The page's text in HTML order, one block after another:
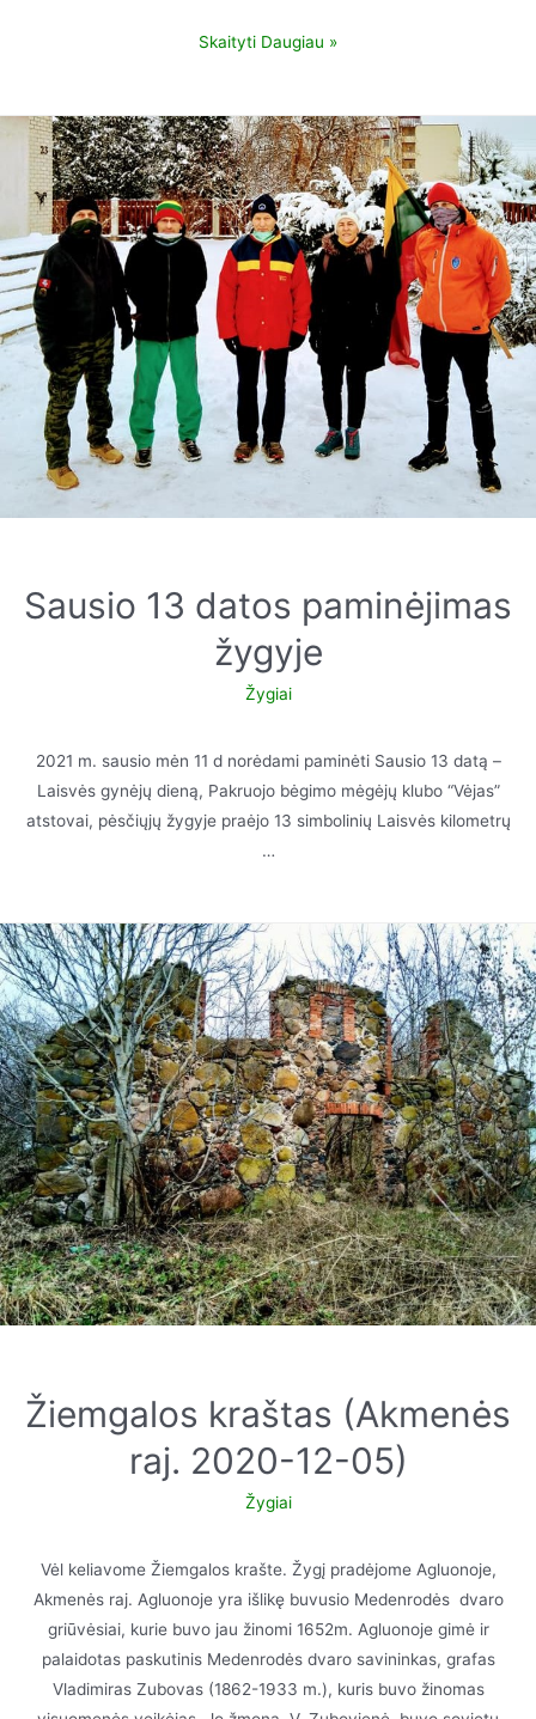
Skaityti Daugiau »
Sausio 13 datos paminėjimas
žygyje
Žygiai
2021 m. sausio mėn 11 d norėdami paminėti Sausio 13 datą –
Laisvės gynėjų dieną, Pakruojo bėgimo mėgėjų klubo “Vėjas”
atstovai, pėsčiųjų žygyje praėjo 13 simbolinių Laisvės kilometrų
…
Žiemgalos kraštas (Akmenės
raj. 2020-12-05)
Žygiai
Vėl keliavome Žiemgalos krašte. Žygį pradėjome Agluonoje,
Akmenės raj. Agluonoje yra išlikę buvusio Medenrodės dvaro
griūvėsiai, kurie buvo jau žinomi 1652m. Agluonoje gimė ir
palaidotas paskutinis Medenrodės dvaro savininkas, grafas
Vladimiras Zubovas (1862-1933 m.), kuris buvo žinomas